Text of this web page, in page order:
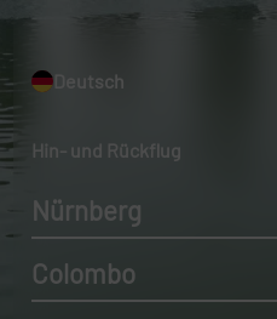
Deutsch
Hin- und Rückflug
Nürnberg
Colombo